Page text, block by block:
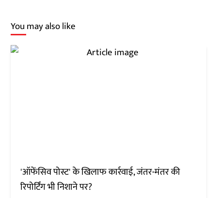
You may also like
'ऑफेंसिव पोस्ट' के खिलाफ कार्रवाई, जंतर-मंतर की
रिपोर्टिंग भी निशाने पर?